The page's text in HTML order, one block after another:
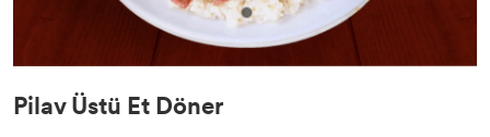
Pilav Üstü Et Döner